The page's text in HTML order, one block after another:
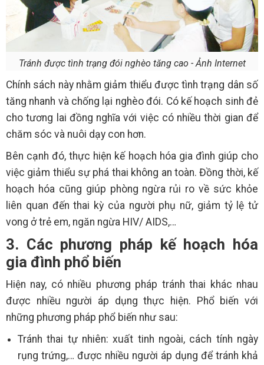
Tránh được tình trạng đói nghèo tăng cao - Ảnh Internet
Chính sách này nhằm giảm thiểu được tình trạng dân số
tăng nhanh và chống lại nghèo đói. Có kế hoạch sinh đẻ
cho tương lai đồng nghĩa với việc có nhiều thời gian để
chăm sóc và nuôi dạy con hơn.
Bên cạnh đó, thực hiện kế hoạch hóa gia đình giúp cho
việc giảm thiểu sự phá thai không an toàn. Đồng thời, kế
hoạch hóa cũng giúp phòng ngừa rủi ro về sức khỏe
liên quan đến thai kỳ của người phụ nữ, giảm tỷ lệ tử
vong ở trẻ em, ngăn ngừa HIV/ AIDS,…
3. Các phương pháp kế hoạch hóa
gia đình phổ biến
Hiện nay, có nhiều phương pháp tránh thai khác nhau
được nhiều người áp dụng thực hiện. Phổ biến với
những phương pháp phổ biến như sau:
Tránh thai tự nhiên: xuất tinh ngoài, cách tính ngày
rụng trứng,… được nhiều người áp dụng để tránh khả